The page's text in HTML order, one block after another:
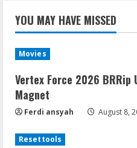
YOU MAY HAVE MISSED
Movies
Vertex Force 2026 BRRip
Magnet
Ferdi ansyah August 8,
Resettools